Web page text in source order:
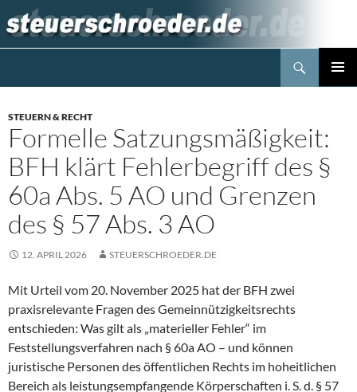
Inhalt
springen
STEUERN & RECHT
Formelle Satzungsmäßigkeit:
BFH klärt Fehlerbegriff des §
60a Abs. 5 AO und Grenzen
des § 57 Abs. 3 AO
12. APRIL 2026 STEUERSCHROEDER.DE
Mit Urteil vom 20. November 2025 hat der BFH zwei
praxisrelevante Fragen des Gemeinnützigkeitsrechts
entschieden: Was gilt als „materieller Fehler“ im
Feststellungsverfahren nach § 60a AO – und können
juristische Personen des öffentlichen Rechts im hoheitlichen
Bereich als leistungsempfangende Körperschaften i. S. d. § 57